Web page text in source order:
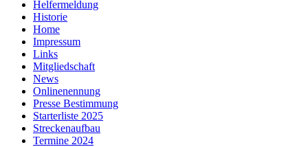
Helfermeldung
Historie
Home
Impressum
Links
Mitgliedschaft
News
Onlinenennung
Presse Bestimmung
Starterliste 2025
Streckenaufbau
Termine 2024